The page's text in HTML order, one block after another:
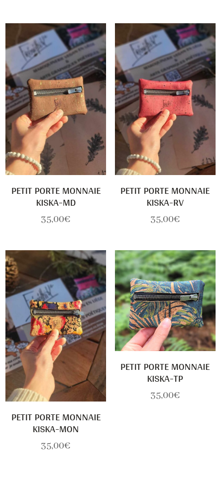
PETIT PORTE MONNAIE
KISKA-MD
35,00€
PETIT PORTE MONNAIE
KISKA-RV
35,00€
PETIT PORTE MONNAIE
KISKA-MON
35,00€
PETIT PORTE MONNAIE
KISKA-TP
35,00€